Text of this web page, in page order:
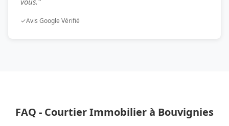
✓Avis Google Vérifié
FAQ - Courtier Immobilier à Bouvignies